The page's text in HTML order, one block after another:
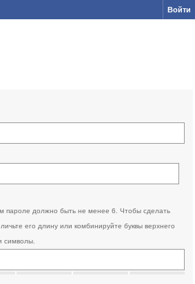
Войти
пароле должно быть не менее 6. Чтобы сделать
его длину или комбинируйте буквы верхнего
символы.